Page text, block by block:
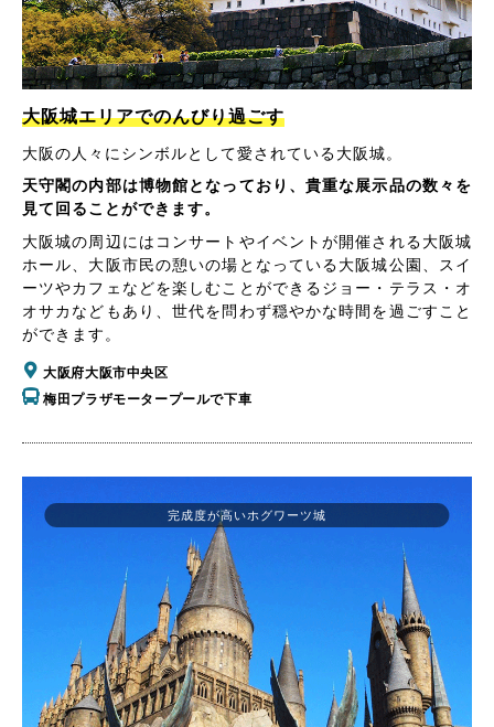
大阪城エリアでのんびり過ごす
大阪の人々にシンボルとして愛されている大阪城。
天守閣の内部は博物館となっており、貴重な展示品の数々を
見て回ることができます。
大阪城の周辺にはコンサートやイベントが開催される大阪城
ホール、大阪市民の憩いの場となっている大阪城公園、スイ
ーツやカフェなどを楽しむことができるジョー・テラス・オ
オサカなどもあり、世代を問わず穏やかな時間を過ごすこと
ができます。
大阪府大阪市中央区
梅田プラザモータープールで下車
完成度が高いホグワーツ城